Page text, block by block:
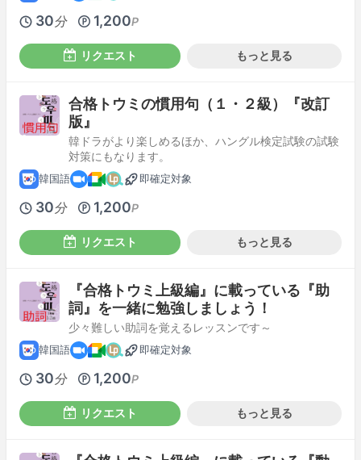
30分 1,200P
リクエスト もっと見る
合格トウミの慣用句（１・２級）『改訂
版』
韓ドラがより楽しめるほか、ハングル検定試験の試験
対策にもなります。
韓国語 即確定対象
30分 1,200P
リクエスト もっと見る
『合格トウミ上級編』に載っている『助
詞』を一緒に勉強しましょう！
少々難しい助詞を覚えるレッスンです～
韓国語 即確定対象
30分 1,200P
リクエスト もっと見る